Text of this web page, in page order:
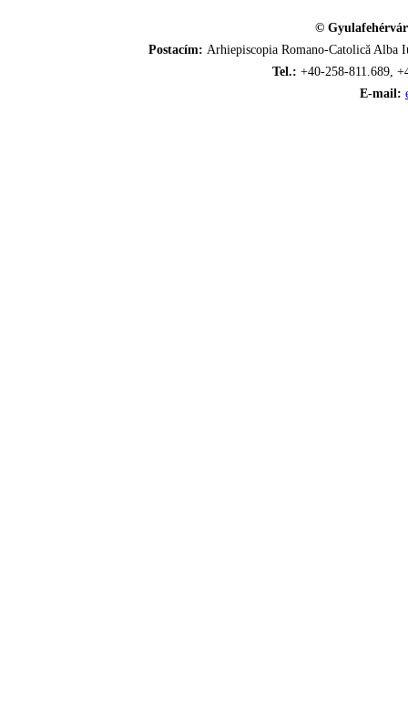
©
Postacím: Arhiepiscopia Romano-Catolică
Tel.: +40-258-811.689,
E-mail: